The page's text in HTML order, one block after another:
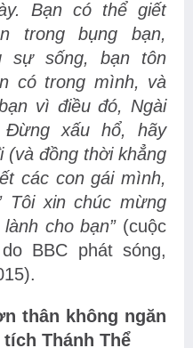
Bạn có thể giết
trong bụng bạn,
sự sống, bạn tôn
có trong mình, và
vì điều đó, Ngài
xấu hổ, hãy
(và đồng thời khẳng
các con gái mình,
Tôi xin chúc mừng
cho bạn” (cuộc
BBC phát sóng,
thân không ngăn
Thánh Thể